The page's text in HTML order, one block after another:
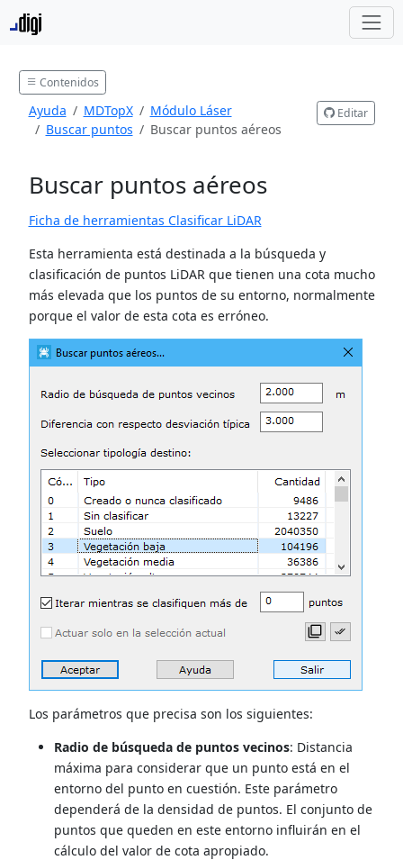
Contenidos
Ayuda MDTopX
Módulo Láser
Buscar puntos
Buscar puntos aéreos
Editar
Buscar puntos aéreos
Ficha de herramientas Clasificar LiDAR
Esta herramienta está destinada a la búsqueda y
clasificación de puntos LiDAR que tienen una cota mucho
más elevada que los puntos de su entorno, normalmente
porque el valor de esta cota es erróneo.
Los parámetros que precisa son los siguientes:
Radio de búsqueda de puntos vecinos: Distancia
máxima para considerar que un punto está en el
entorno del punto en cuestión. Este parámetro
dependerá de la densidad de puntos. El conjunto de
puntos que queden en este entorno influirán en el
cálculo del valor de cota apropiado.